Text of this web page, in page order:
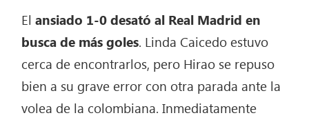
Elansiado 1-0 desató al Real Madrid en
busca de más goles. Linda Caicedo estuvo
cerca de encontrarlos, pero Hirao se repuso
bien a su grave error con otra parada ante la
volea de la colombiana. Inmediatamente